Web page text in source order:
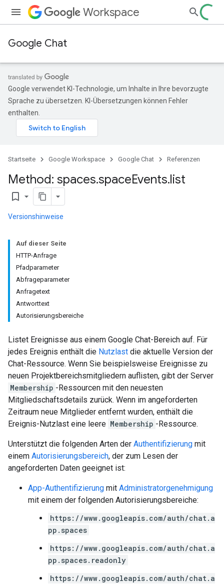
Workspace
Google Chat
Google verwendet KI-Technologie, um Inhalte in Ihre bevorzugte
Sprache zu übersetzen. KI-Übersetzungen können Fehler
enthalten.
Startseite Google Workspace Google Chat Referenzen
Method: spaces.spaceEvents.list
bookmark_border
Versionshinweise
Auf dieser Seite
HTTP-Anfrage
Pfadparameter
Abfrageparameter
Anfragetext
Antworttext
Autorisierungsbereiche
Listet Ereignisse aus einem Google Chat-Bereich auf. Für
jedes Ereignis enthält die Nutzlast die aktuelle Version der
Chat-Ressource. Wenn Sie beispielsweise Ereignisse zu
neuen Projektbereichsmitgliedern auflisten, gibt der Server
Membership -Ressourcen mit den neuesten
Mitgliedschaftsdetails zurück. Wenn im angeforderten
Zeitraum neue Mitglieder entfernt wurden, enthält die
Ereignis-Nutzlast eine leere Membership -Ressource.
Unterstützt die folgenden Arten der Authentifizierung mit
einem Autorisierungsbereich, der zum Lesen der
angeforderten Daten geeignet ist:
App-Authentifizierung mit Administratorgenehmigung
mit einem der folgenden Autorisierungsbereiche:
https://www.googleapis.com/auth/chat.a
pp.spaces
https://www.googleapis.com/auth/chat.a
pp.spaces.readonly
https://www.googleapis.com/auth/chat.a